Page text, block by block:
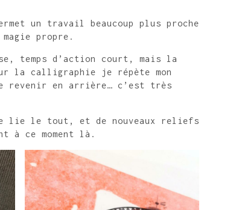
un travail beaucoup plus proche
propre.
temps d’action court, mais la
la calligraphie je répète mon
revenir en arrière… c’est très
lie le tout, et de nouveaux reliefs
à ce moment là.